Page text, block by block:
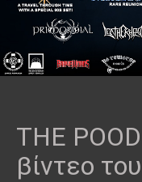
THE
βίντεο